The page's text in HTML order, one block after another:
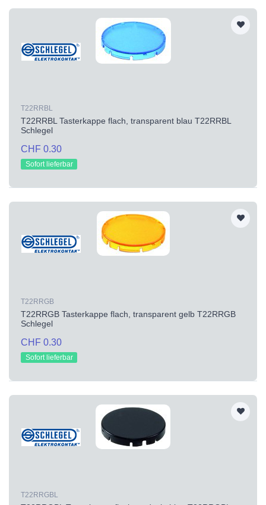
T22RRBL
T22RRBL Tasterkappe flach, transparent blau T22RRBL
Schlegel
CHF 0.30
Sofort lieferbar
T22RRGB
T22RRGB Tasterkappe flach, transparent gelb T22RRGB
Schlegel
CHF 0.30
Sofort lieferbar
T22RRGBL